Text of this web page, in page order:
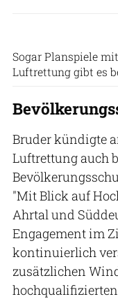
Sogar Planspiele
Luftrettung gibt es
Bruder kündigte
Luftrettung auch
"Mit Blick auf
Ahrtal und
Engagement im
kontinuierlich
zusätzlichen